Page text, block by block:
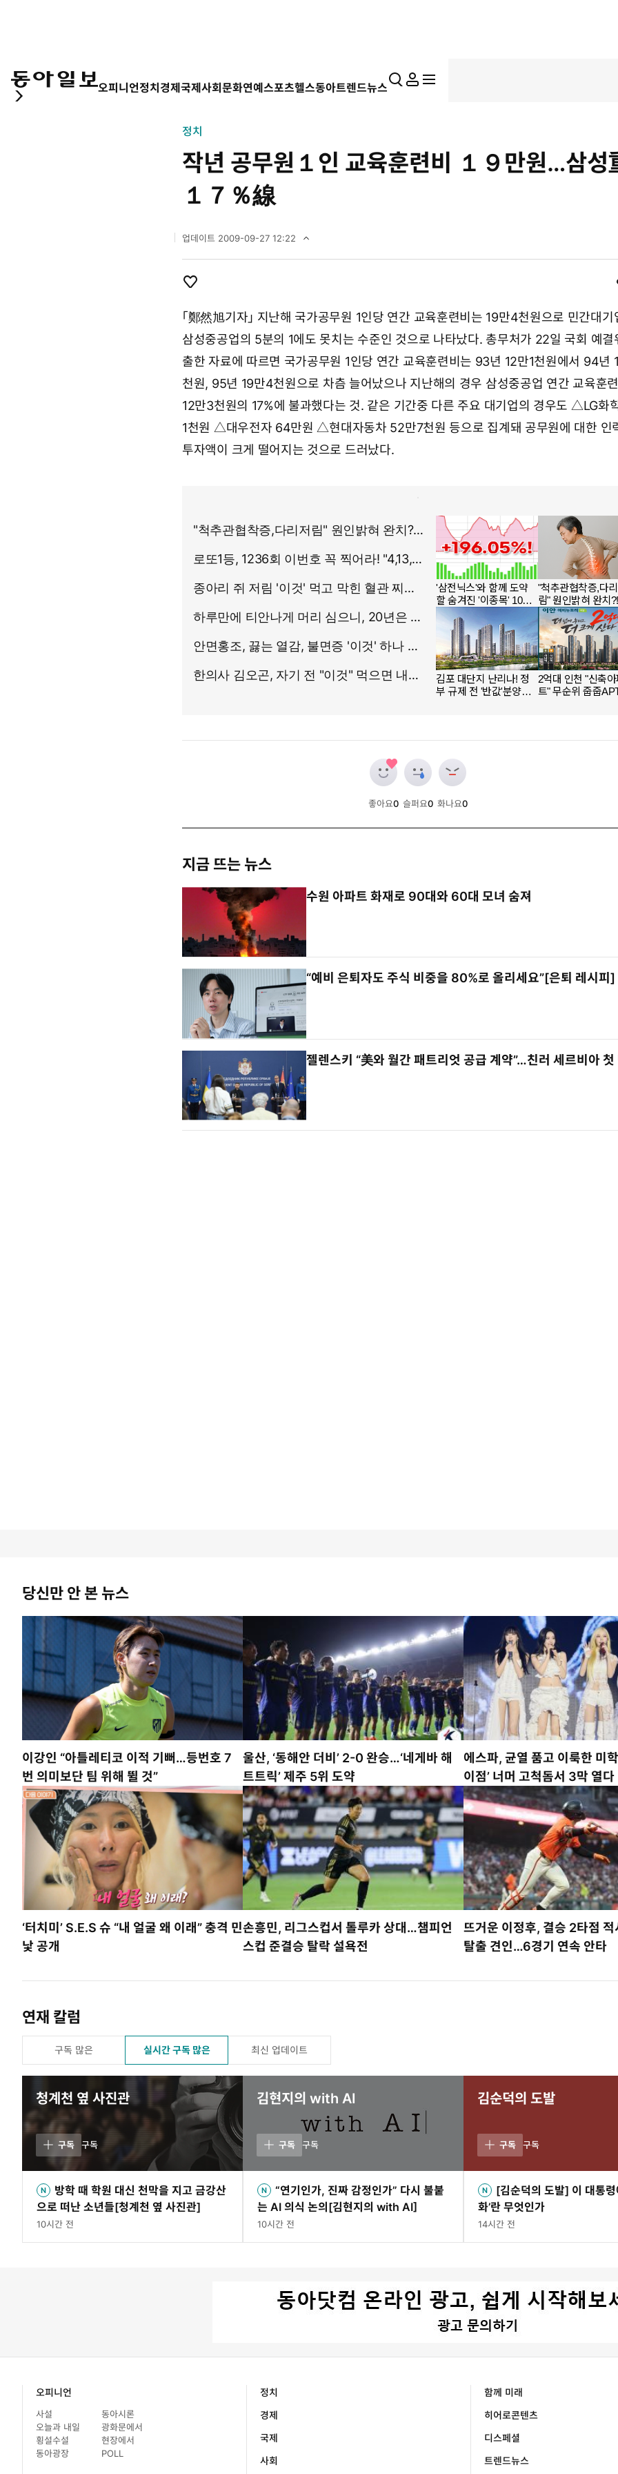
오피니언정치경제국제사회문화연예스포츠헬스동아트렌드뉴스 통 마
지
전
펼
치
정치
작년 공무원１인 교육훈련비 １９만원…삼성
１７％線
업데이트 2009-09-27 12:22
0
2
7
일
1
시
2
2
분
요
「鄭然旭기자」 지난해 국가공무원 1인당 연간 교육훈련비는 19만4천원으로 민간대기
삼성중공업의 5분의 1에도 못치는 수준인 것으로 나타났다. 총무처가 22일 국회 예결
출한 자료에 따르면 국가공무원 1인당 연간 교육훈련비는 93년 12만1천원에서 94년
천원, 95년 19만4천원으로 차츰 늘어났으나 지난해의 경우 삼성중공업 연간 교육훈
12만3천원의 17%에 불과했다는 것. 같은 기간중 다른 주요 대기업의 경우도 △LG화
1천원 △대우전자 64만원 △현대자동차 52만7천원 등으로 집계돼 공무원에 대한 인
투자액이 크게 떨어지는 것으로 드러났다.
좋아요0 슬퍼요0 화나요0
지금 뜨는 뉴스
수원 아파트 화재로 90대와 60대 모녀 숨져
“예비 은퇴자도 주식 비중을 80%로 올리세요”[은퇴 레시피]
젤렌스키 “美와 월간 패트리엇 공급 계약”…친러 세르비아 첫
당신만 안 본 뉴스
이강인 “아틀레티코 이적 기뻐…등번호 7
번 의미보단 팀 위해 뛸 것”
울산, ‘동해안 더비’ 2-0 완승…‘네게바 해
트트릭’ 제주 5위 도약
에스파, 균열 품고 이룩한 미
이점’ 너머 고척돔서 3막 열다
‘터치미’ S.E.S 슈 “내 얼굴 왜 이래” 충격 민
낯 공개
손흥민, 리그스컵서 톨루카 상대…챔피언
스컵 준결승 탈락 설욕전
뜨거운 이정후, 결승 2타점 적
탈출 견인…6경기 연속 안타
연재 칼럼
구독 많은 실시간 구독 많은 최신 업데이트
청계천 옆 사진관
구독 구독
방학 때 학원 대신 천막을 지고 금강산
으로 떠난 소년들[청계천 옆 사진관]
10시간 전
김현지의 with AI
구독 구독
“연기인가, 진짜 감정인가” 다시 불붙
는 AI 의식 논의[김현지의 with AI]
10시간 전
김순덕의 도발
구독 구독
[김순덕의 도발] 이 대통령
화’란 무엇인가
14시간 전
오피니언
사설
오늘과 내일
횡설수설
동아광장
동아시론
광화문에서
현장에서
POLL
정치
경제
국제
사회
함께 미래
히어로콘텐츠
디스페셜
트렌드뉴스